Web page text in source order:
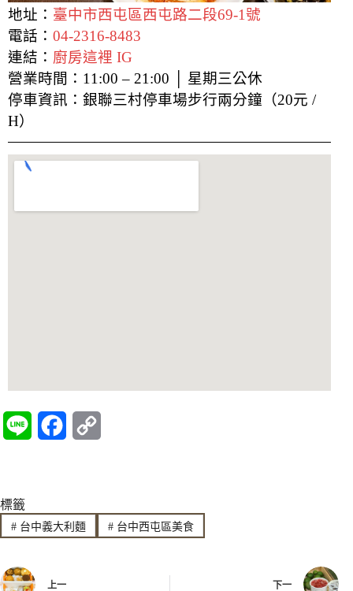
地址： 臺中市西屯區西屯路二段69-1號
電話： 04-2316-8483
連結： 廚房這裡 IG
營業時間：11:00 – 21:00 │ 星期三公休
停車資訊：銀聯三村停車場步行兩分鐘（20元 /
H）
e e
b
y
L
標籤
#台中義大利麵 #台中西屯區美食
上一 下一